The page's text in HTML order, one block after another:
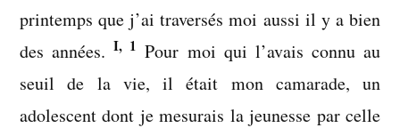
printemps que j’ai traversés moi aussi il y a bien
des années.I, 1 Pour moi qui l’avais connu au
seuil de la vie, il était mon camarade, un
adolescent dont je mesurais la jeunesse par celle